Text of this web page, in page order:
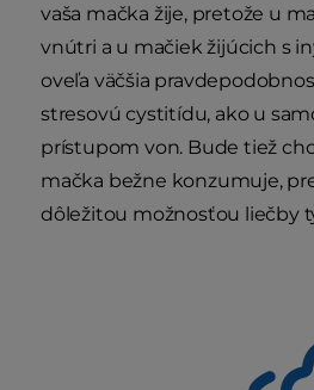
vaša mačka žije, pretože u
vnútri a u mačiek žijúcich s
oveľa väčšia
stresovú cystitídu, ako u
prístupom von. Bude tiež
mačka bežne konzumuje,
dôležitou možnosťou liečby